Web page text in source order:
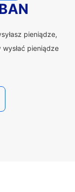
pieniądze,
pieniądze